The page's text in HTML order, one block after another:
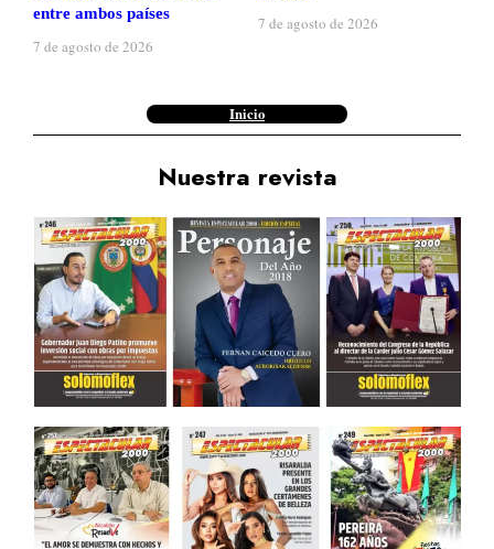
entre ambos países
7 de agosto de 2026
7 de agosto de 2026
Inicio
Nuestra revista